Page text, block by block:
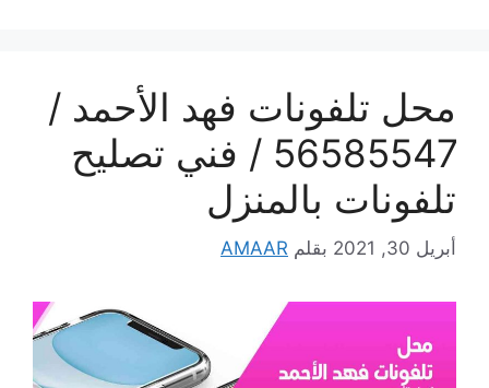
محل تلفونات فهد الأحمد /
56585547 / فني تصليح
تلفونات بالمنزل
أبريل 30, 2021 بقلم AMAAR